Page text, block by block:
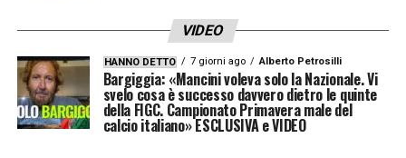
VIDEO
HANNO DETTO 7 giorni ago Alberto Petrosilli
Bargiggia: «Mancini voleva solo la Nazionale. Vi
svelo cosa è successo davvero dietro le quinte
della FIGC. Campionato Primavera male del
calcio italiano» ESCLUSIVA e VIDEO